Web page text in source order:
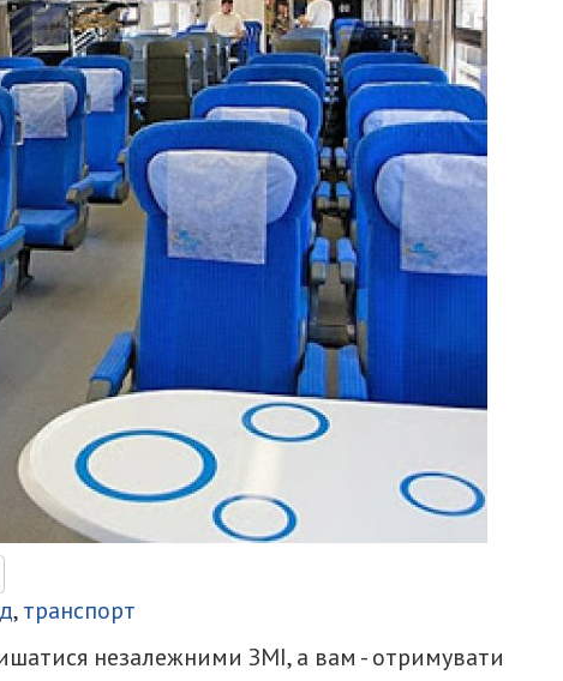
,транспорт
незалежними ЗМІ, а вам - отримувати